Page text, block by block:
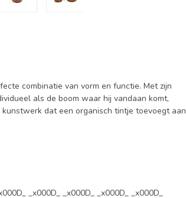
combinatie van vorm en functie. Met zijn
als de boom waar hij vandaan komt,
dat een organisch tintje toevoegt aan
_x000D_ _x000D_ _x000D_ _x000D_